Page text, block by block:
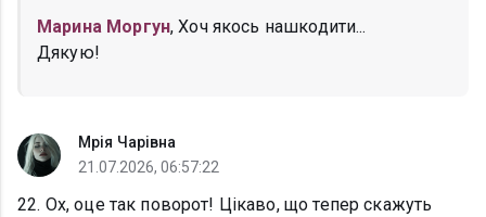
Марина Моргун, Хоч якось нашкодити...
Дякую!
Мрія Чарівна
21.07.2026, 06:57:22
22. Ох, оце так поворот! Цікаво, що тепер скажуть